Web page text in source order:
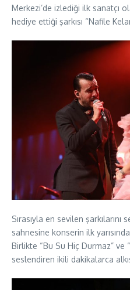
Merkezi’de izlediği ilk sanatçı
hediye ettiği şarkısı “Nafile
Sırasıyla en sevilen şarkılarını
sahnesine konserin ilk
Birlikte “Bu Su Hiç Durmaz” ve
seslendiren ikili dakikalarca